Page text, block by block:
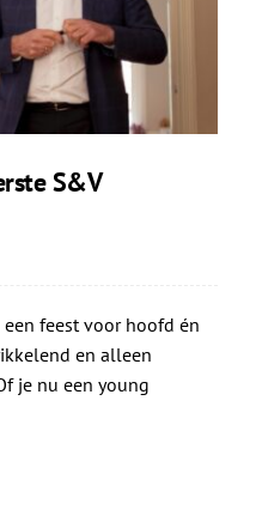
S&V
feest voor hoofd én
en alleen
je nu een young